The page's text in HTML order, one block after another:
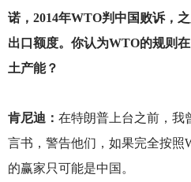
诺，2014年WTO判中国败诉，
出口额度。你认为WTO的规则
土产能？
肯尼迪： 在特朗普上台之前，我
言书，警告他们，如果完全按照
的赢家只可能是中国。